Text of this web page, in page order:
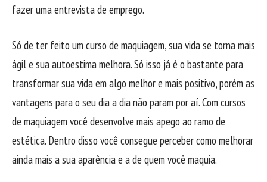
fazer uma entrevista de emprego.
Só de ter feito um curso de maquiagem, sua vida se torna mais
ágil e sua autoestima melhora. Só isso já é o bastante para
transformar sua vida em algo melhor e mais positivo, porém as
vantagens para o seu dia a dia não param por aí. Com cursos
de maquiagem você desenvolve mais apego ao ramo de
estética. Dentro disso você consegue perceber como melhorar
ainda mais a sua aparência e a de quem você maquia.